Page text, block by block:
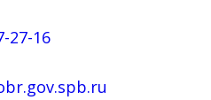
27-16